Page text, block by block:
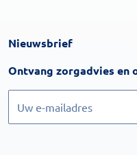
Nieuwsbrief
Ontvang zorgadvies en